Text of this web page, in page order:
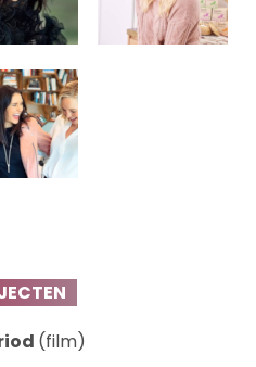
(film)